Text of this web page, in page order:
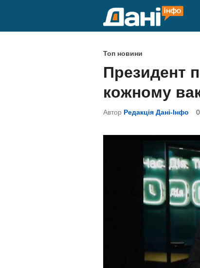
P
o
s
i
Топ новини
Президент
кожному
Автор Редакція Дані-Інфо